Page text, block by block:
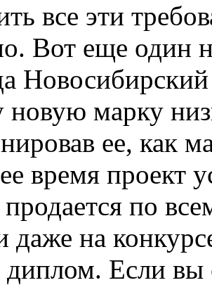
все эти
Вот еще один
новую марку
ее, как
время проект
по
даже на
диплом. Если